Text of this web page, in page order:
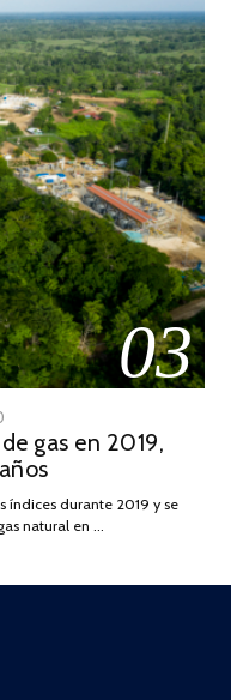
03
DE
JULIO
2025
gas en 2019,
índices durante 2019 y se
natural en …